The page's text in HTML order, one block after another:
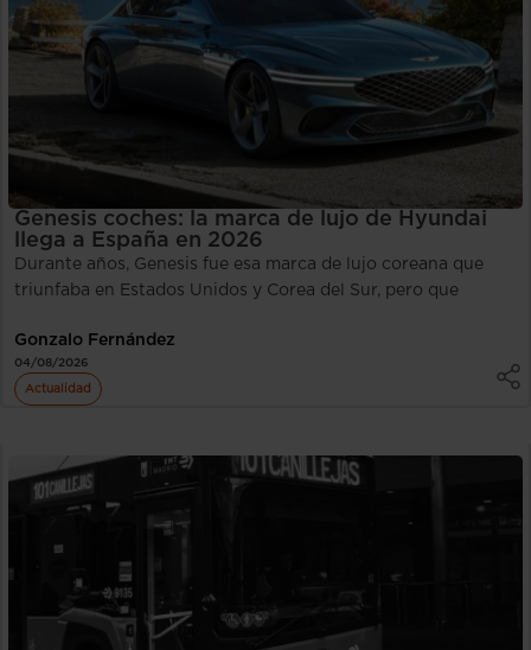
Genesis coches: la marca de lujo de Hyundai
llega a España en 2026
Durante años, Genesis fue esa marca de lujo coreana que
triunfaba en Estados Unidos y Corea del Sur, pero que
Gonzalo Fernández
04/08/2026
Actualidad